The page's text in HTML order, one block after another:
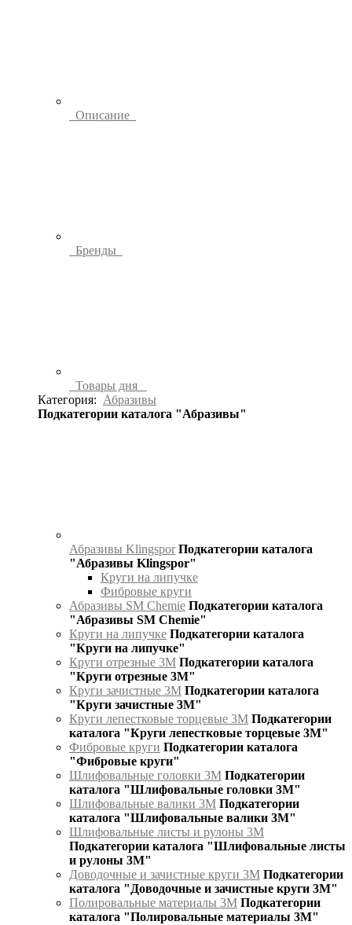
Описание
Бренды
Товары дня
Категория: Абразивы
Подкатегории каталога "Абразивы"
Абразивы Klingspor Подкатегории каталога
"Абразивы Klingspor"
Круги на липучке
Фибровые круги
Абразивы SM Chemie Подкатегории каталога
"Абразивы SM Chemie"
Круги на липучке Подкатегории каталога
"Круги на липучке"
Круги отрезные 3М Подкатегории каталога
"Круги отрезные 3М"
Круги зачистные 3М Подкатегории каталога
"Круги зачистные 3М"
Круги лепестковые торцевые 3М Подкатегории
каталога "Круги лепестковые торцевые 3М"
Фибровые круги Подкатегории каталога
"Фибровые круги"
Шлифовальные головки 3М Подкатегории
каталога "Шлифовальные головки 3М"
Шлифовальные валики 3М Подкатегории
каталога "Шлифовальные валики 3М"
Шлифовальные листы и рулоны 3М
Подкатегории каталога "Шлифовальные листы
и рулоны 3М"
Доводочные и зачистные круги 3М Подкатегории
каталога "Доводочные и зачистные круги 3М"
Полировальные материалы 3М Подкатегории
каталога "Полировальные материалы 3М"